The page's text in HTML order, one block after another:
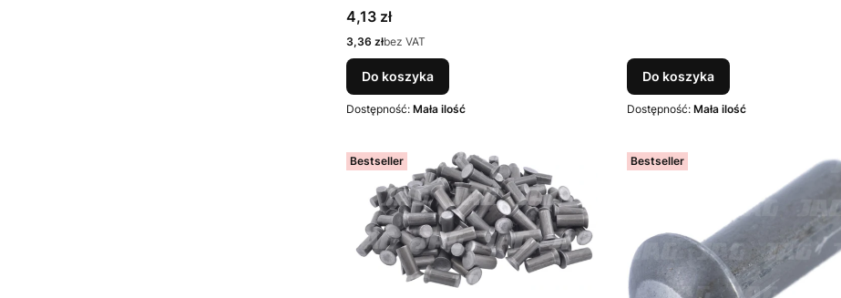
Cena
4,13 zł
Cena
3,36 złbez VAT
Do koszyka
Dostępność: Mała ilość
Do koszyka
Dostępność: Mała ilość
Bestseller Bestseller